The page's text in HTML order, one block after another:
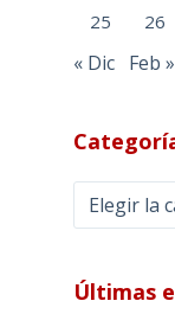
25 26
« Dic Feb »
Categorías
Últimas